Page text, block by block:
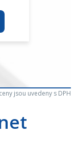
jsou uvedeny s DPH